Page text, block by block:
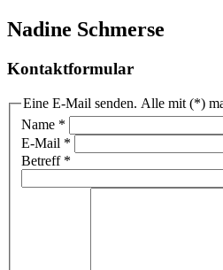
Nadine Schmerse
Kontaktformular
Eine E-Mail senden. Alle mit (*)
Name *
E-Mail *
Betreff*